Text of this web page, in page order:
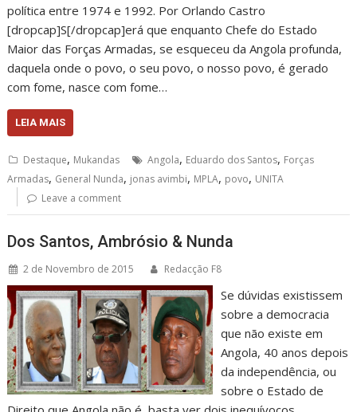
política entre 1974 e 1992. Por Orlando Castro
[dropcap]S[/dropcap]erá que enquanto Chefe do Estado
Maior das Forças Armadas, se esqueceu da Angola profunda,
daquela onde o povo, o seu povo, o nosso povo, é gerado
com fome, nasce com fome…
LEIA MAIS
Destaque, Mukandas Angola, Eduardo dos Santos, Forças
Armadas, General Nunda, jonas avimbi, MPLA, povo, UNITA
Leave a comment
Dos Santos, Ambrósio & Nunda
2 de Novembro de 2015 Redacção F8
Se dúvidas existissem
sobre a democracia
que não existe em
Angola, 40 anos depois
da independência, ou
sobre o Estado de